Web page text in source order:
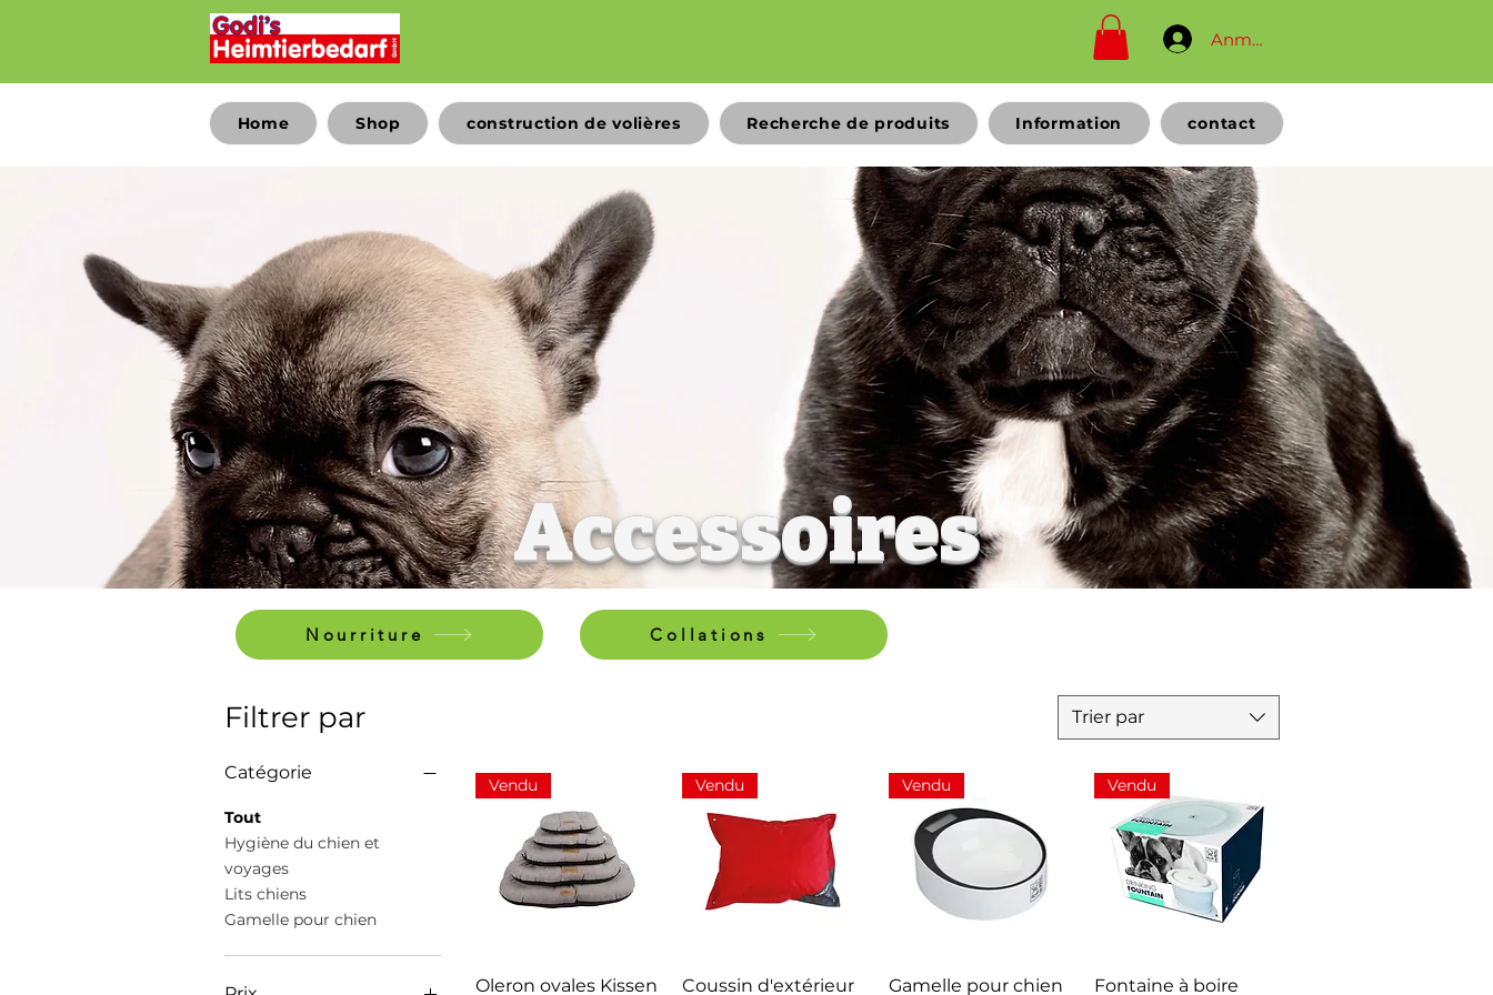
Anmelden
Home Shop construction de volières Recherche de produits Information contact
Accessoires
Nourriture Collations
Filtrer par
Catégorie
Tout
Hygiène du chien et
voyages
Lits chiens
Gamelle pour chien
Trier par
Aperçu rapide
Vendu
Oleron ovales Kissen
Aperçu rapide
Vendu
Coussin d'extérieur
Aperçu rapide
Vendu
Gamelle pour chien
Aperçu rapide
Vendu
Fontaine à boire